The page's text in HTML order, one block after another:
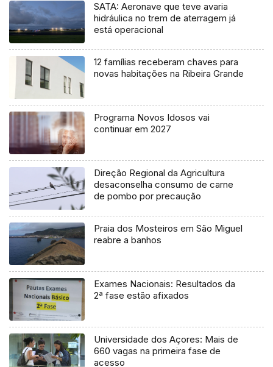
SATA: Aeronave que teve avaria
hidráulica no trem de aterragem já
está operacional
12 famílias receberam chaves para
novas habitações na Ribeira Grande
Programa Novos Idosos vai
continuar em 2027
Direção Regional da Agricultura
desaconselha consumo de carne
de pombo por precaução
Praia dos Mosteiros em São Miguel
reabre a banhos
Exames Nacionais: Resultados da
2ª fase estão afixados
Universidade dos Açores: Mais de
660 vagas na primeira fase de
acesso